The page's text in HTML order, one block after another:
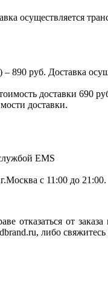
осуществляется
890 руб. Доставка
доставки 690
доставки.
EMS
с 11:00 до 21:00.
отказаться от
либо